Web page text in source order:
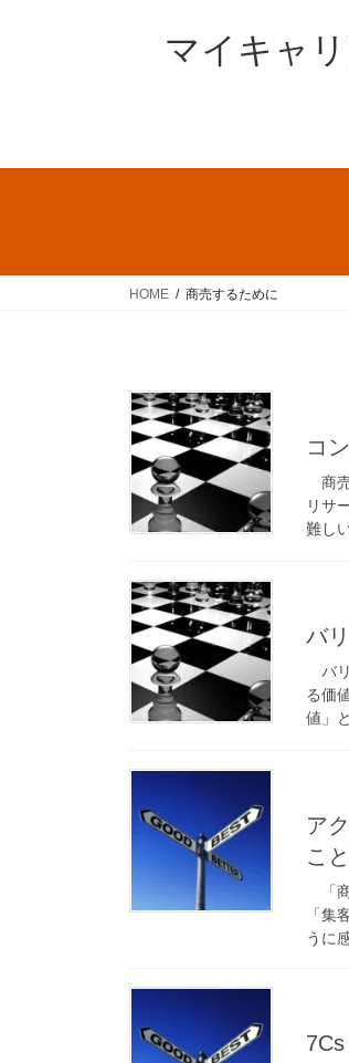
ス
ン
マイキャ
HOME 商売するために
コ
商
リサ
難し
バ
バ
る価
値」
ア
こと
「
「集
うに